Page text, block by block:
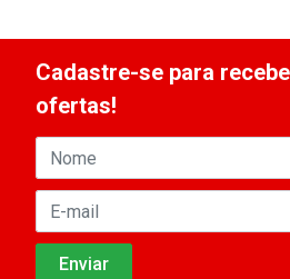
Cadastre-se para
ofertas!